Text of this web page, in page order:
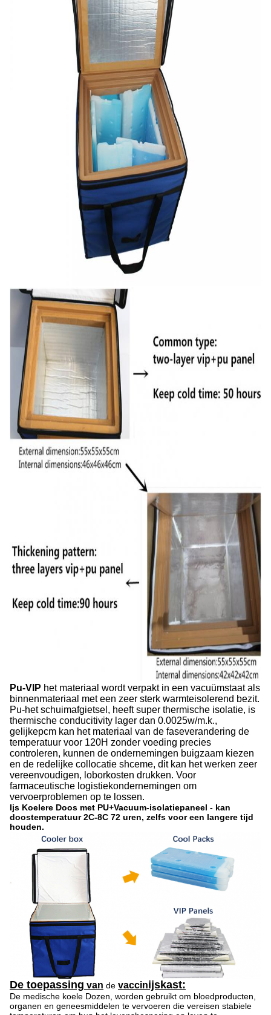
Pu-VIP het materiaal wordt verpakt in een vacuümstaat als
binnenmateriaal met een zeer sterk warmteisolerend bezit.
Pu-het schuimafgietsel, heeft super thermische isolatie, is
thermische conducitivity lager dan 0.0025w/m.k.,
gelijkepcm kan het materiaal van de faseverandering de
temperatuur voor 120H zonder voeding precies
controleren, kunnen de ondernemingen buigzaam kiezen
en de redelijke collocatie shceme, dit kan het werken zeer
vereenvoudigen, loborkosten drukken. Voor
farmaceutische logistiekondernemingen om
vervoerproblemen op te lossen.
Ijs Koelere Doos met PU+Vacuum-isolatiepaneel - kan
doostemperatuur 2C-8C 72 uren, zelfs voor een langere tijd
houden.
De toepassing van de vaccinijskast:
De medische koele Dozen, worden gebruikt om bloedproducten,
organen en geneesmiddelen te vervoeren die vereisen stabiele